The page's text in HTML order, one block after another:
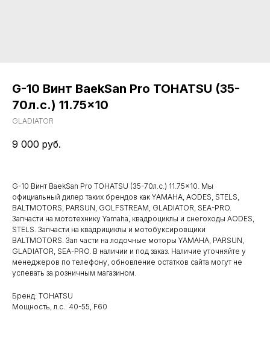
G-10 Винт BaekSan Pro TOHATSU (35-
70л.с.) 11.75x10
GLADIATOR
9 000 руб.
G-10 Винт BaekSan Pro TOHATSU (35-70л.с.) 11.75x10. Мы
официальный дилер таких брендов как YAMAHA, AODES, STELS,
BALTMOTORS, PARSUN, GOLFSTREAM, GLADIATOR, SEA-PRO.
Запчасти на мототехнику Yamaha, квадроциклы и снегоходы AODES,
STELS. Запчасти на квадрициклы и мотобуксировщики
BALTMOTORS. Зап части на лодочные моторы YAMAHA, PARSUN,
GLADIATOR, SEA-PRO. В наличии и под заказ. Наличие уточняйте у
менеджеров по телефону, обновление остатков сайта могут не
успевать за розничным магазином.
Бренд: TOHATSU
Мощность, л.с.: 40-55, F60